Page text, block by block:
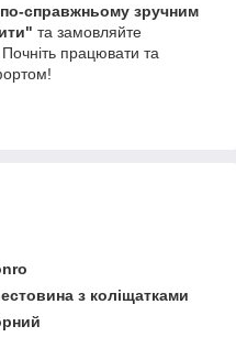
справжньому зручним
та замовляйте
працювати та
з коліщатками